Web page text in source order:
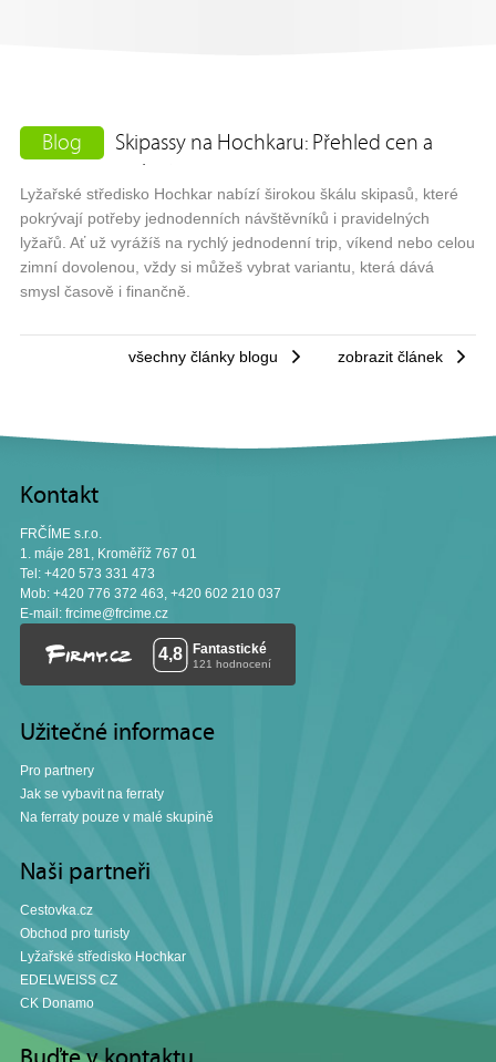
Blog
Skipassy na Hochkaru: Přehled cen a
Lyžařské středisko Hochkar nabízí širokou škálu skipasů, které
pokrývají potřeby jednodenních návštěvníků i pravidelných
lyžařů. Ať už vyrážíš na rychlý jednodenní trip, víkend nebo celou
zimní dovolenou, vždy si můžeš vybrat variantu, která dává
smysl časově i finančně.
všechny články blogu zobrazit článek
Kontakt
FRČÍME s.r.o.
1. máje 281, Kroměříž 767 01
Tel: +420 573 331 473
Mob: +420 776 372 463, +420 602 210 037
E-mail: frcime@frcime.cz
Užitečné informace
Pro partnery
Jak se vybavit na ferraty
Na ferraty pouze v malé skupině
Naši partneři
Cestovka.cz
Obchod pro turisty
Lyžařské středisko Hochkar
EDELWEISS CZ
CK Donamo